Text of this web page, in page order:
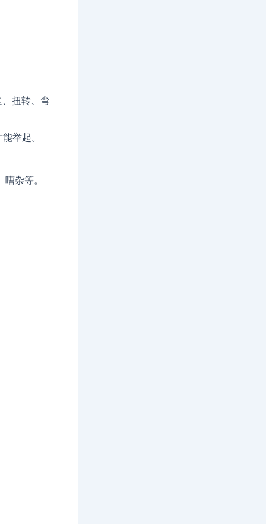
扭转、弯
举起。
杂等。